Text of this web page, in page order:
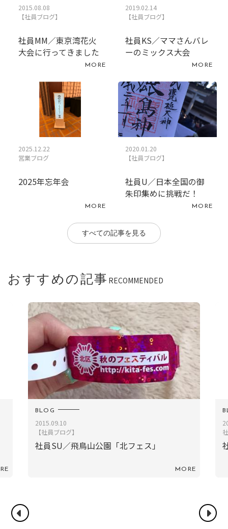
2015.08.08
【社員ブログ】
社員MM／東京湾花火
大会に行ってきました
MORE
2019.02.14
【社員ブログ】
社員KS／ママさんバレ
ーのミックス大会
MORE
2025.12.22
営業ブログ
2025年忘年会
MORE
2020.01.20
【社員ブログ】
社員U／日本全国の御
朱印集めに挑戦だ！
MORE
すべての記事を見る
おすすめの記事 RECOMMENDED
BLOG
2015.09.10
【社員ブログ】
社員SU／飛鳥山公園「北フェス」
MORE